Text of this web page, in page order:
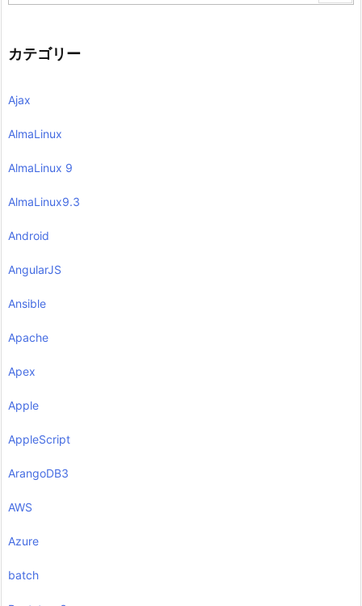
カテゴリー
Ajax
AlmaLinux
AlmaLinux 9
AlmaLinux9.3
Android
AngularJS
Ansible
Apache
Apex
Apple
AppleScript
ArangoDB3
AWS
Azure
batch